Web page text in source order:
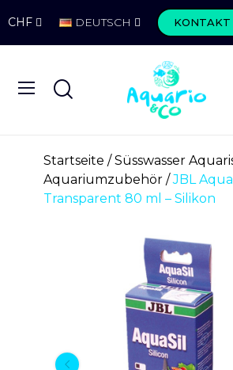
CHF DEUTSCH KONTAKT
Startseite
Süsswasser
Aquariumzubehör
JBL
Transparent 80 ml – Silikon